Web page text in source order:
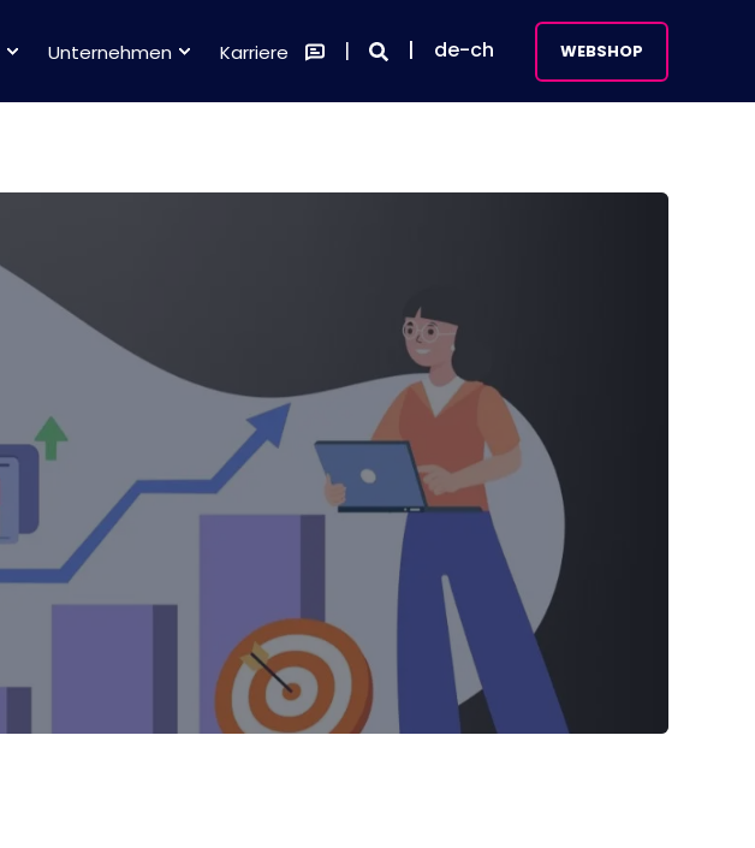
Unternehmen Karriere de-ch WEBSHOP